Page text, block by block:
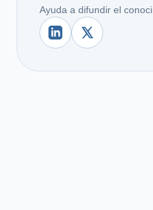
Ayuda a difundir el